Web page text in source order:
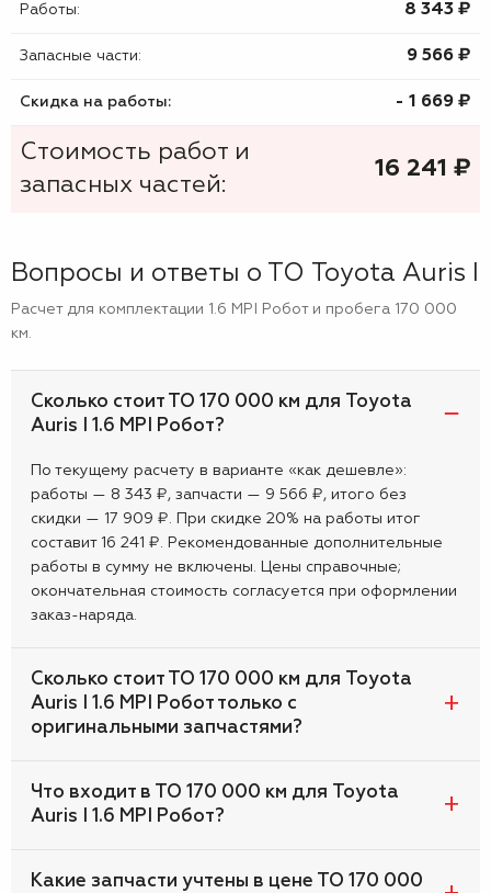
Работы: 8 343 ₷
Запасные части: 9 566 ₷
Скидка на работы: - 1 669 ₷
Стоимость работ и
запасных частей:
16 241 ₷
Вопросы и ответы о ТО Toyota Auris I
Расчет для комплектации 1.6 MPI Робот и пробега 170 000
км.
Сколько стоит ТО 170 000 км для Toyota
Auris I 1.6 MPI Робот?
По текущему расчету в варианте «как дешевле»:
работы — 8 343 ₽, запчасти — 9 566 ₽, итого без
скидки — 17 909 ₽. При скидке 20% на работы итог
составит 16 241 ₽. Рекомендованные дополнительные
работы в сумму не включены. Цены справочные;
окончательная стоимость согласуется при оформлении
заказ-наряда.
Сколько стоит ТО 170 000 км для Toyota
Auris I 1.6 MPI Робот только с
оригинальными запчастями?
Что входит в ТО 170 000 км для Toyota
Auris I 1.6 MPI Робот?
Какие запчасти учтены в цене ТО 170 000